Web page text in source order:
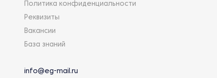
Политика конфиденциальности
Реквизиты
Вакансии
База знаний
info@eg-mail.ru